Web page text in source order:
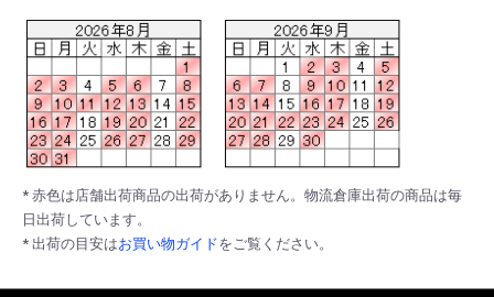
* 赤色は店舗出荷商品の出荷がありません。物流倉庫出荷の商品は毎
日出荷しています。
* 出荷の目安はお買い物ガイドをご覧ください。